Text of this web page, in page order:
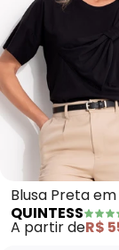
Blusa Preta
Algodão
Detalhe de Nó
QUINTESS
A partir deR$